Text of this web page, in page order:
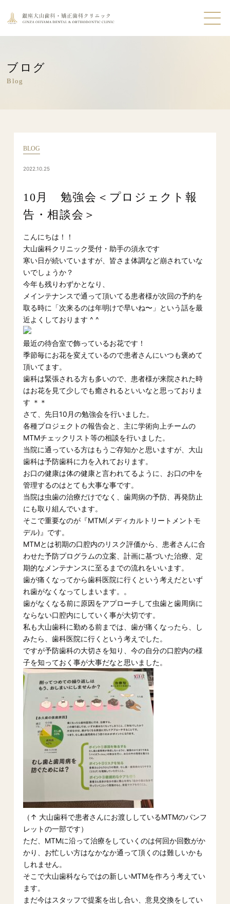
ブログ
Blog
BLOG
2022.10.25
10月 勉強会＜プロジェクト報
告・相談会＞
こんにちは！！
大山歯科クリニック受付・助手の須永です
寒い日が続いていますが、皆さま体調など崩されていな
いでしょうか？
今年も残りわずかとなり、
メインテナンスで通って頂いてる患者様が次回の予約を
取る時に「次来るのは年明けで早いね〜」という話を最
近よくしております ^ ^
最近の待合室で飾っているお花です！
季節毎にお花を変えているので患者さんにいつも褒めて
頂いてます。
歯科は緊張される方も多いので、患者様が来院された時
はお花を見て少しでも癒されるといいなと思っておりま
す ＊＊
さて、先日10月の勉強会を行いました。
各種プロジェクトの報告会と、主に学術向上チームの
MTMチェックリスト等の相談を行いました。
当院に通っている方はもうご存知かと思いますが、大山
歯科は予防歯科に力を入れております。
お口の健康は体の健康と言われてるように、お口の中を
管理するのはとても大事な事です。
当院は虫歯の治療だけでなく、歯周病の予防、再発防止
にも取り組んでいます。
そこで重要なのが『MTM(メディカルトリートメントモ
デル)』です。
MTMとは初期の口腔内のリスク評価から、患者さんに合
わせた予防プログラムの立案、計画に基づいた治療、定
期的なメンテナンスに至るまでの流れをいいます。
歯が痛くなってから歯科医院に行くという考えだといず
れ歯がなくなってしまいます。。
歯がなくなる前に原因をアプローチして虫歯と歯周病に
ならない口腔内にしていく事が大切です。
私も大山歯科に勤める前までは、歯が痛くなったら、し
みたら、歯科医院に行くという考えでした。
ですが予防歯科の大切さを知り、今の自分の口腔内の様
子を知っておく事が大事だなと思いました。
（↑ 大山歯科で患者さんにお渡ししているMTMのパンフ
レットの一部です）
ただ、MTMに沿って治療をしていくのは何回か回数がか
かり、お忙しい方はなかなか通って頂くのは難しいかも
しれません。
そこで大山歯科ならではの新しいMTMを作ろう考えてい
ます。
まだ今はスタッフで提案を出し合い、意見交換をしてい